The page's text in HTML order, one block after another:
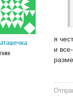
я
и